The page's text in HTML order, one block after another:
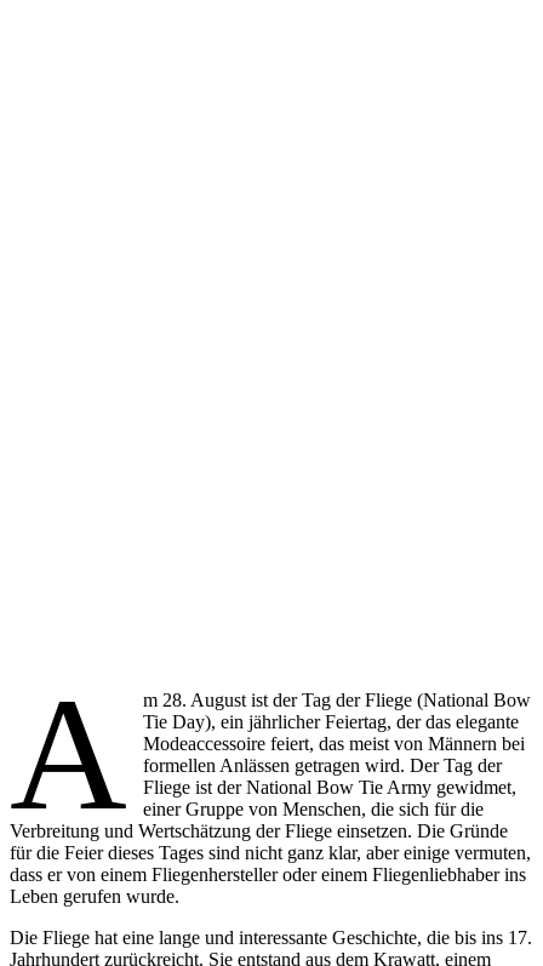
A
m 28. August ist der Tag der Fliege (National Bow
Tie Day), ein jährlicher Feiertag, der das elegante
Modeaccessoire feiert, das meist von Männern bei
formellen Anlässen getragen wird. Der Tag der
Fliege ist der National Bow Tie Army gewidmet,
einer Gruppe von Menschen, die sich für die
Verbreitung und Wertschätzung der Fliege einsetzen. Die Gründe
für die Feier dieses Tages sind nicht ganz klar, aber einige vermuten,
dass er von einem Fliegenhersteller oder einem Fliegenliebhaber ins
Leben gerufen wurde.
Die Fliege hat eine lange und interessante Geschichte, die bis ins 17.
Jahrhundert zurückreicht. Sie entstand aus dem Krawatt, einem